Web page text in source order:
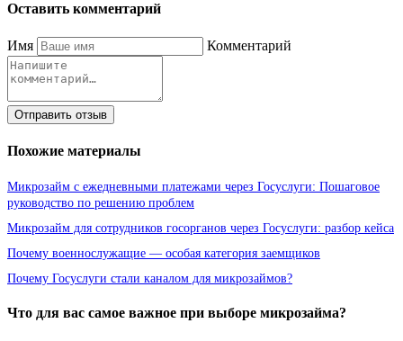
Оставить комментарий
Имя Комментарий
Отправить отзыв
Похожие материалы
Микрозайм с ежедневными платежами через Госуслуги: Пошаговое
руководство по решению проблем
Микрозайм для сотрудников госорганов через Госуслуги: разбор кейса
Почему военнослужащие — особая категория заемщиков
Почему Госуслуги стали каналом для микрозаймов?
Что для вас самое важное при выборе микрозайма?